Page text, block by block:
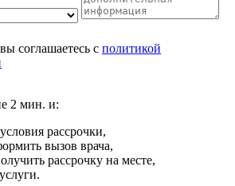
соглашаетесь с политикой
2 мин. и:
рассрочки,
вызов врача,
рассрочку на месте,